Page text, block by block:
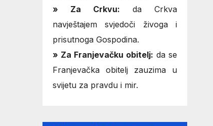
» Za Crkvu: da Crkva
navještajem svjedoči živoga i
prisutnoga Gospodina.
» Za Franjevačku obitelj: da se
Franjevačka obitelj zauzima u
svijetu za pravdu i mir.